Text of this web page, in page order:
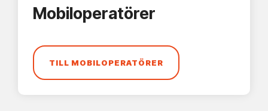
Mobiloperatörer
TILL MOBILOPERATÖRER